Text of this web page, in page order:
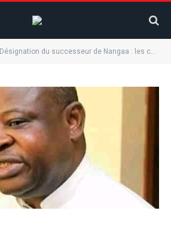
Désignation du successeur de Nangaa : les conditions doivent être réunies pour que la réunion soit convoquée( Abbé N’shole).